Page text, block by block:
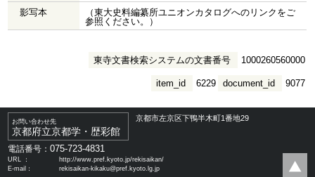
影写本
（東大史料編纂所ユニオンカタログへのリンクをご
参照ください。）
東寺文書検索システムの文書番号 1000260560000
document_id 9077
item_id 6229
お問い合わせ先
京都府立京都学・歴彩館
京都市左京区下鴨半木町1番地29
電話番号：075-723-4831
URL ：
http://www.pref.kyoto.jp/rekisaikan/
E-mail：
rekisaikan-kikaku@pref.kyoto.lg.jp